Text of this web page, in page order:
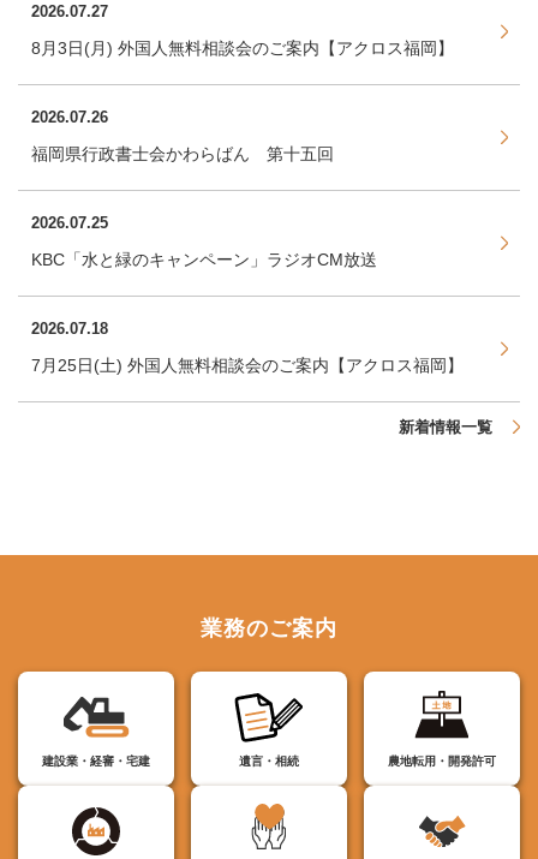
8月3日(月) 外国人無料相談会のご案内【アクロス福岡】
2026.07.27
福岡県行政書士会かわらばん 第十五回
2026.07.26
KBC「水と緑のキャンペーン」ラジオCM放送
2026.07.25
7月25日(土) 外国人無料相談会のご案内【アクロス福岡】
2026.07.18
新着情報一覧
業務のご案内
建設業・経審・宅建 遺言・相続 農地転用・開発許可